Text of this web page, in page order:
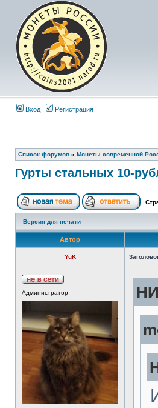
Вход Регистрация
Список форумов » Монеты современной
Гурты стальных 10-
Версия для печати
Автор
YuK
Администратор